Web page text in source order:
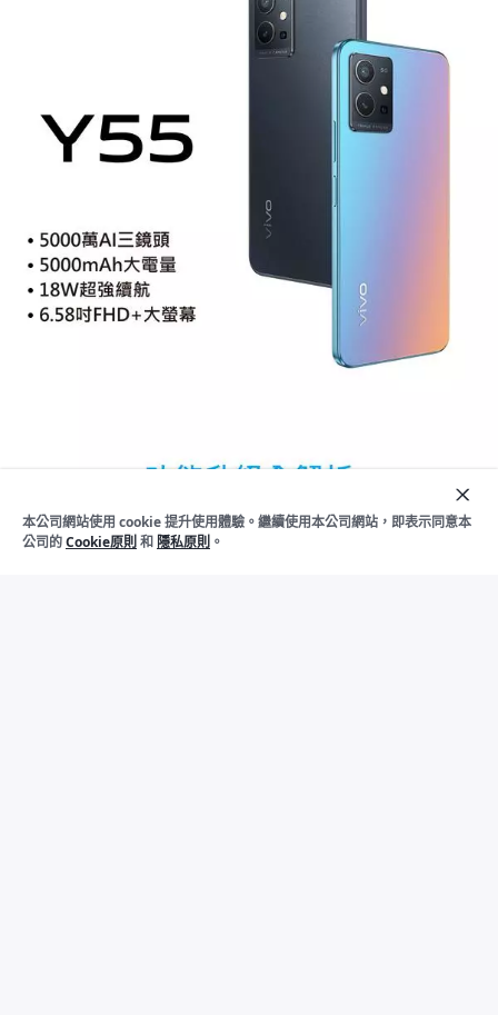
下架
加
入
購
本公司網站使用 cookie 提升使用體驗。繼續使用本公司網站，即表示同意本
公司的Cookie原則 和 隱私原則 。